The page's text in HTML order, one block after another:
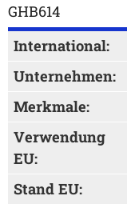
GHB614
International:
Unternehmen:
Merkmale:
Verwendung
EU:
Stand EU: